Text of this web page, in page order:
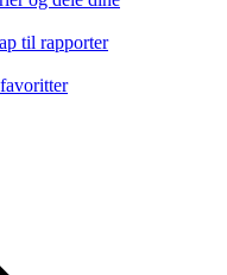
til rapporter